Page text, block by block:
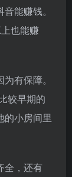
能赚钱。
也能赚
有保障。
较早期的
的小房间里
全，还有